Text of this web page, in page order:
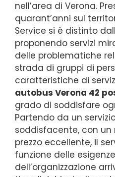
nell’area di Verona.
quarant’anni sul
Service si è distinto
proponendo servizi
delle problematiche
strada di gruppi di
caratteristiche di
autobus Verona 42
grado di soddisfare
Partendo da un
soddisfacente, con
prezzo eccellente, il
funzione delle
dell’organizzazione